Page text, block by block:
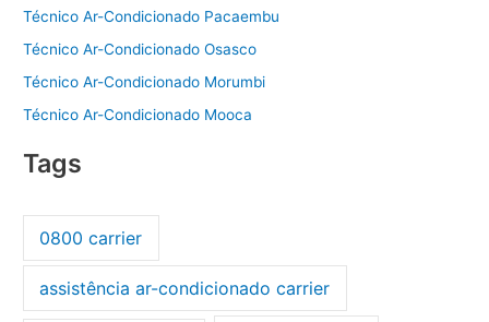
Técnico Ar-Condicionado Pacaembu
Técnico Ar-Condicionado Osasco
Técnico Ar-Condicionado Morumbi
Técnico Ar-Condicionado Mooca
Tags
0800 carrier
assistência ar-condicionado carrier